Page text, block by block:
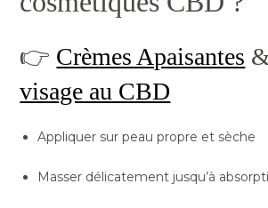
👉 Crèmes Apaisantes
visage au CBD
Appliquer sur peau propre et sèche
Masser délicatement jusqu’à